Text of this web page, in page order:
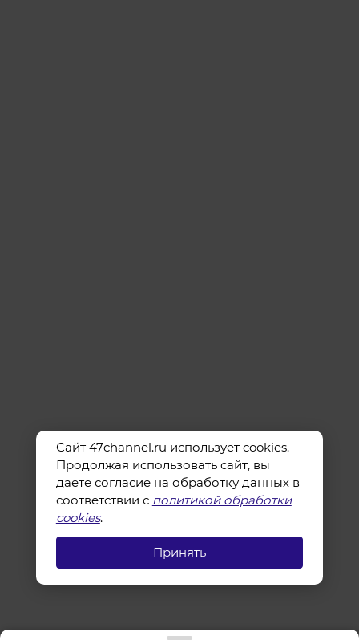
Сайт 47channel.ru использует cookies.
Продолжая использовать сайт, вы
даете согласие на обработку данных в
соответствии с политикой обработки
cookies.
Принять